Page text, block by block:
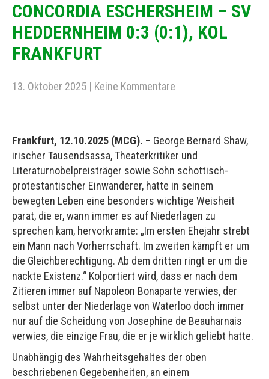
CONCORDIA ESCHERSHEIM – SV
HEDDERNHEIM 0:3 (0:1), KOL
FRANKFURT
13. Oktober 2025 | Keine Kommentare
Frankfurt, 12.10.2025 (MCG). – George Bernard Shaw,
irischer Tausendsassa, Theaterkritiker und
Literaturnobelpreisträger sowie Sohn schottisch-
protestantischer Einwanderer, hatte in seinem
bewegten Leben eine besonders wichtige Weisheit
parat, die er, wann immer es auf Niederlagen zu
sprechen kam, hervorkramte: „Im ersten Ehejahr strebt
ein Mann nach Vorherrschaft. Im zweiten kämpft er um
die Gleichberechtigung. Ab dem dritten ringt er um die
nackte Existenz.“ Kolportiert wird, dass er nach dem
Zitieren immer auf Napoleon Bonaparte verwies, der
selbst unter der Niederlage von Waterloo doch immer
nur auf die Scheidung von Josephine de Beauharnais
verwies, die einzige Frau, die er je wirklich geliebt hatte.
Unabhängig des Wahrheitsgehaltes der oben
beschriebenen Gegebenheiten, an einem